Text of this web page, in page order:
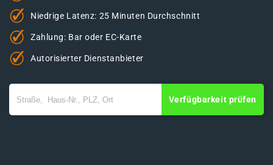
Niedrige Latenz: 25 Minuten Durchschnitt
Zahlung: Bar oder EC-Karte
Autorisierter Dienstanbieter
Verfügbarkeit prüfen